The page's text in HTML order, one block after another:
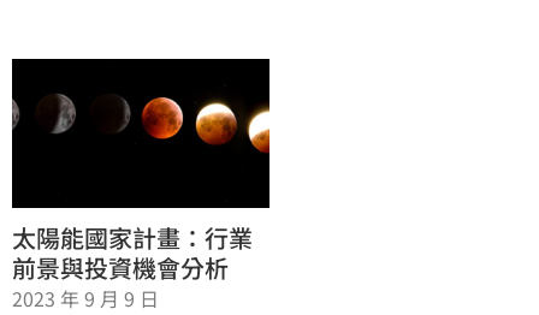
太陽能國家計畫：行業
前景與投資機會分析
2023 年 9 月 9 日